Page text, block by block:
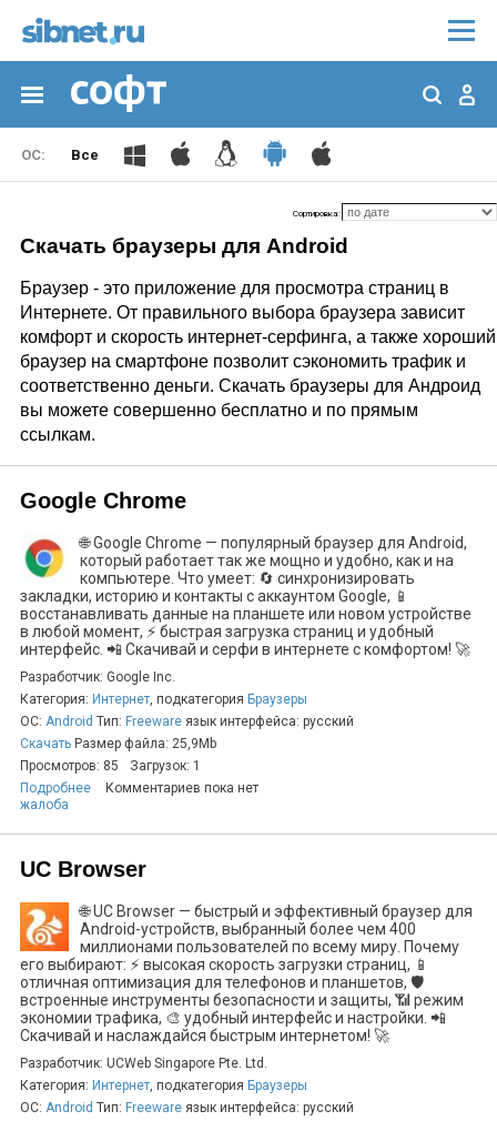
Все
Сортировка:
Скачать браузеры для Android
Браузер - это приложение для просмотра страниц в
Интернете. От правильного выбора браузера зависит
комфорт и скорость интернет-серфинга, а также хороший
браузер на смартфоне позволит сэкономить трафик и
соответственно деньги. Скачать браузеры для Андроид
вы можете совершенно бесплатно и по прямым
ссылкам.
Google Chrome
🌐 Google Chrome — популярный браузер для Android,
который работает так же мощно и удобно, как и на
компьютере. Что умеет: 🔄 синхронизировать
закладки, историю и контакты с аккаунтом Google, 📱
восстанавливать данные на планшете или новом устройстве
в любой момент, ⚡ быстрая загрузка страниц и удобный
интерфейс. 📲 Скачивай и серфи в интернете с комфортом! 🚀
Разработчик: Google Inc.
Категория: Интернет, подкатегория Браузеры
ОС: Android Тип: Freeware язык интерфейса: русский
Скачать Размер файла: 25,9Mb
Просмотров: 85
Загрузок: 1
Подробнее
Комментариев пока нет
жалоба
UC Browser
🌐 UC Browser — быстрый и эффективный браузер для
Android-устройств, выбранный более чем 400
миллионами пользователей по всему миру. Почему
его выбирают: ⚡ высокая скорость загрузки страниц, 📱
отличная оптимизация для телефонов и планшетов, 🛡️
встроенные инструменты безопасности и защиты, 📶 режим
экономии трафика, 🎨 удобный интерфейс и настройки. 📲
Скачивай и наслаждайся быстрым интернетом! 🚀
Разработчик: UCWeb Singapore Pte. Ltd.
Категория: Интернет, подкатегория Браузеры
ОС: Android Тип: Freeware язык интерфейса: русский